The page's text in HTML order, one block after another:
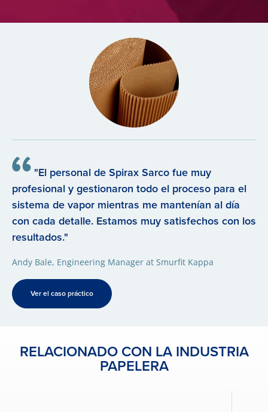
"El personal de Spirax Sarco fue muy
profesional y gestionaron todo el proceso para el
sistema de vapor mientras me mantenían al día
con cada detalle. Estamos muy satisfechos con los
resultados."
Andy Bale, Engineering Manager at Smurfit Kappa
Ver el caso práctico
RELACIONADO CON LA INDUSTRIA
PAPELERA